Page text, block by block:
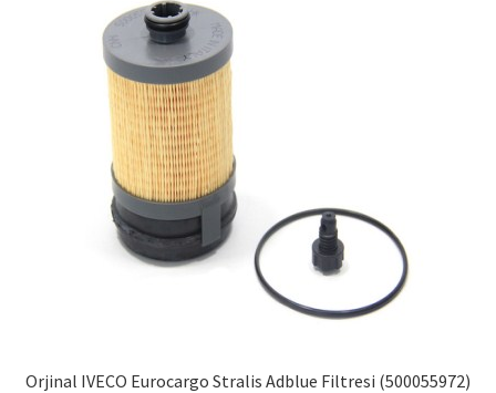
Orjinal IVECO Eurocargo Stralis Adblue Filtresi (500055972)